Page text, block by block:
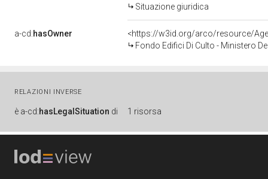
Situazione giuridica
a-cd:hasOwner
<https://w3id.org/arco/resource/
Fondo Edifici Di Culto - Ministero
RELAZIONI INVERSE
è a-cd:hasLegalSituation di 1 risorsa